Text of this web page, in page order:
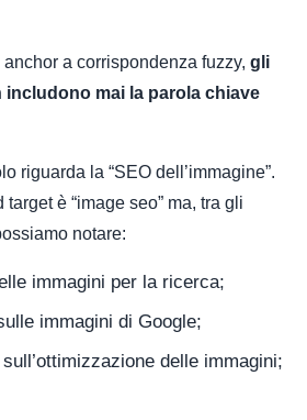
a corrispondenza fuzzy, gli
mai la parola chiave
riguarda la “SEO dell’immagine”.
è “image seo” ma, tra gli
notare:
immagini per la ricerca;
immagini di Google;
delle immagini;